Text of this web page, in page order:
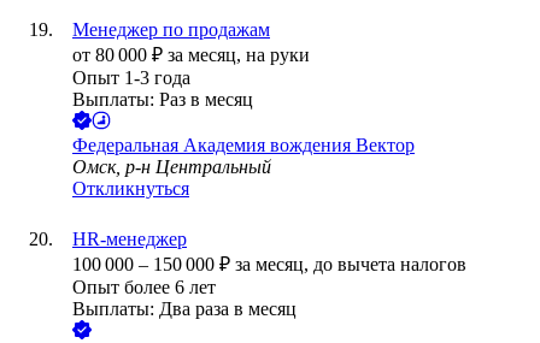
Менеджер по продажам
от 80 000 ₽ за месяц, на руки
Опыт 1-3 года
Выплаты: Раз в месяц
Федеральная Академия вождения Вектор
Омск, р-н Центральный
Откликнуться
HR-менеджер
100 000 – 150 000 ₽ за месяц, до вычета налогов
Опыт более 6 лет
Выплаты: Два раза в месяц